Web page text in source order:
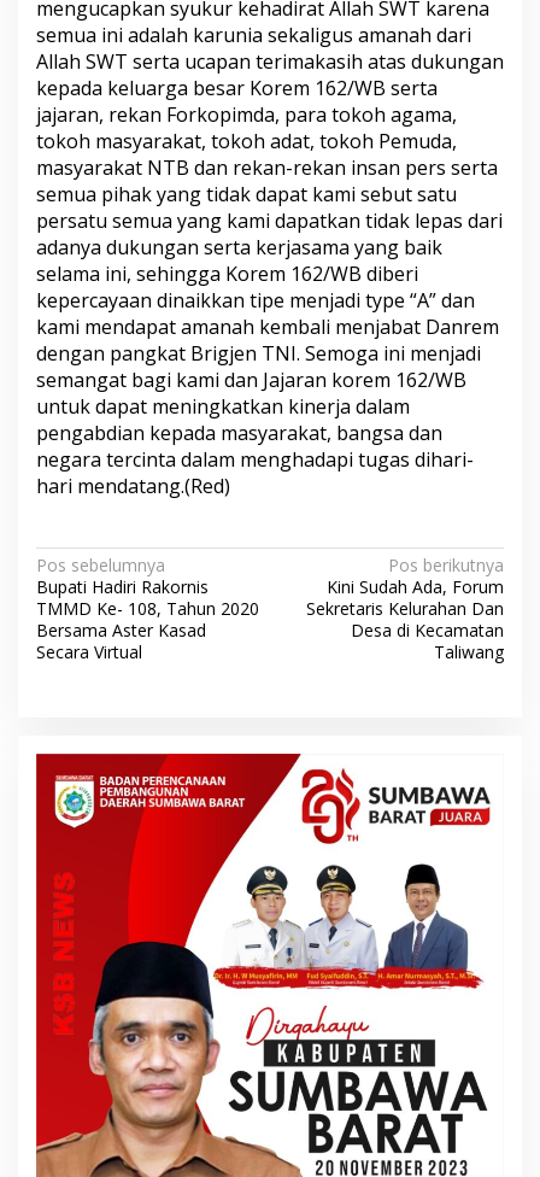
mengucapkan syukur kehadirat Allah SWT karena
semua ini adalah karunia sekaligus amanah dari
Allah SWT serta ucapan terimakasih atas dukungan
kepada keluarga besar Korem 162/WB serta
jajaran, rekan Forkopimda, para tokoh agama,
tokoh masyarakat, tokoh adat, tokoh Pemuda,
masyarakat NTB dan rekan-rekan insan pers serta
semua pihak yang tidak dapat kami sebut satu
persatu semua yang kami dapatkan tidak lepas dari
adanya dukungan serta kerjasama yang baik
selama ini, sehingga Korem 162/WB diberi
kepercayaan dinaikkan tipe menjadi type “A” dan
kami mendapat amanah kembali menjabat Danrem
dengan pangkat Brigjen TNI. Semoga ini menjadi
semangat bagi kami dan Jajaran korem 162/WB
untuk dapat meningkatkan kinerja dalam
pengabdian kepada masyarakat, bangsa dan
negara tercinta dalam menghadapi tugas dihari-
hari mendatang.(Red)
N
a
v
o
Pos sebelumnya
Bupati Hadiri Rakornis
TMMD Ke- 108, Tahun 2020
Bersama Aster Kasad
Secara Virtual
Pos berikutnya
Kini Sudah Ada, Forum
Sekretaris Kelurahan Dan
Desa di Kecamatan
Taliwang